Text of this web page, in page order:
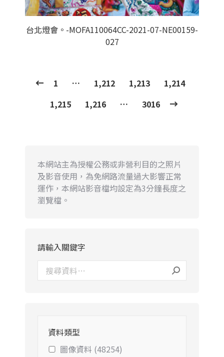
台北燈會。-MOFA110064CC-2021-07-NE00159-
027
1 … 1,212 1,213
1,214
1,215
1,216 … 3016
本網站主為授權公務或非營利目的之照片
及影音使用，為免網路流量過大影響正常
運作，本網站影音檔均設定為3分鐘長度之
瀏覽檔。
請輸入關鍵字
資料類型
圖像資料 (48254)